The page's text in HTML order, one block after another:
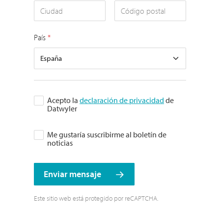
País *
Acepto la declaración de privacidad de
Datwyler
Me gustaría suscribirme al boletín de
noticias
Enviar mensaje
Este sitio web está protegido por reCAPTCHA.